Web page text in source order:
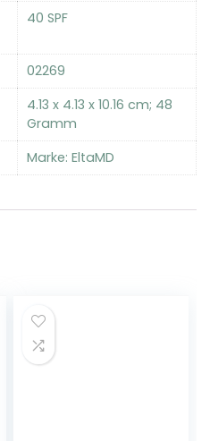
‎40 SPF
‎02269
‎4.13 x 4.13 x 10.16 cm; 48
Gramm
Marke: EltaMD